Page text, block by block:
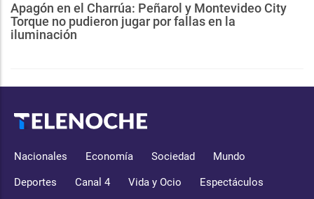
Apagón en el Charrúa: Peñarol y Montevideo City
Torque no pudieron jugar por fallas en la
iluminación
Nacionales Economía Sociedad Mundo
Deportes Canal 4 Vida y Ocio Espectáculos